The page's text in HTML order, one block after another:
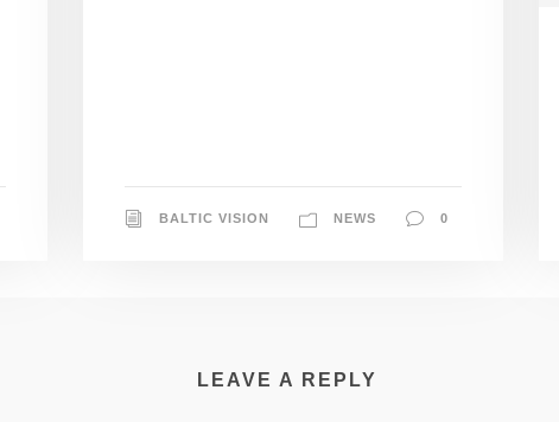
BALTIC VISION NEWS 0
LEAVE A REPLY